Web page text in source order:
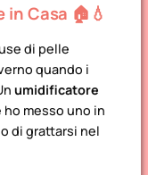
Casa 🏠💧
di pelle
quando i
umidificatore
messo uno in
di grattarsi nel